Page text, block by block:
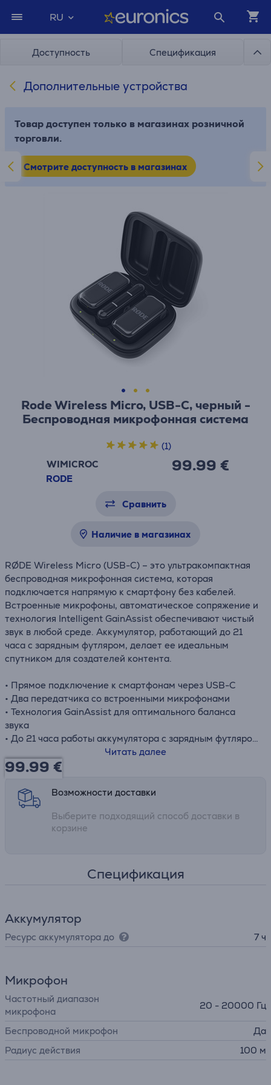
RU
Доступность Спецификация
Дополнительные устройства
Товар доступен только в магазинах розничной
торговли.
Смотрите доступность в магазинах
Rode Wireless Micro, USB-C, черный -
Беспроводная микрофонная система
WIMICROC
RODE
99.99 €
(1)
Сравнить
Наличие в магазинах
RØDE Wireless Micro (USB-C) – это ультракомпактная
беспроводная микрофонная система, которая
подключается напрямую к смартфону без кабелей.
Встроенные микрофоны, автоматическое сопряжение и
технология Intelligent GainAssist обеспечивают чистый
звук в любой среде. Аккумулятор, работающий до 21
часа с зарядным футляром, делает ее идеальным
спутником для создателей контента.
• Прямое подключение к смартфонам через USB-C
• Два передатчика со встроенными микрофонами
• Технология GainAssist для оптимального баланса
звука
• До 21 часа работы аккумулятора с зарядным футляром
• Компактная и легкая конструкция, простое крепление
Читать далее
99.99 €
Возможности доставки
Выберите подходящий способ доставки в
корзине
Спецификация
Аккумулятор
Ресурс аккумулятора до 7 ч
Микрофон
Частотный диапазон
микрофона
20 - 20000 Гц
Беспроводной микрофон
Да
Радиус действия
100 м